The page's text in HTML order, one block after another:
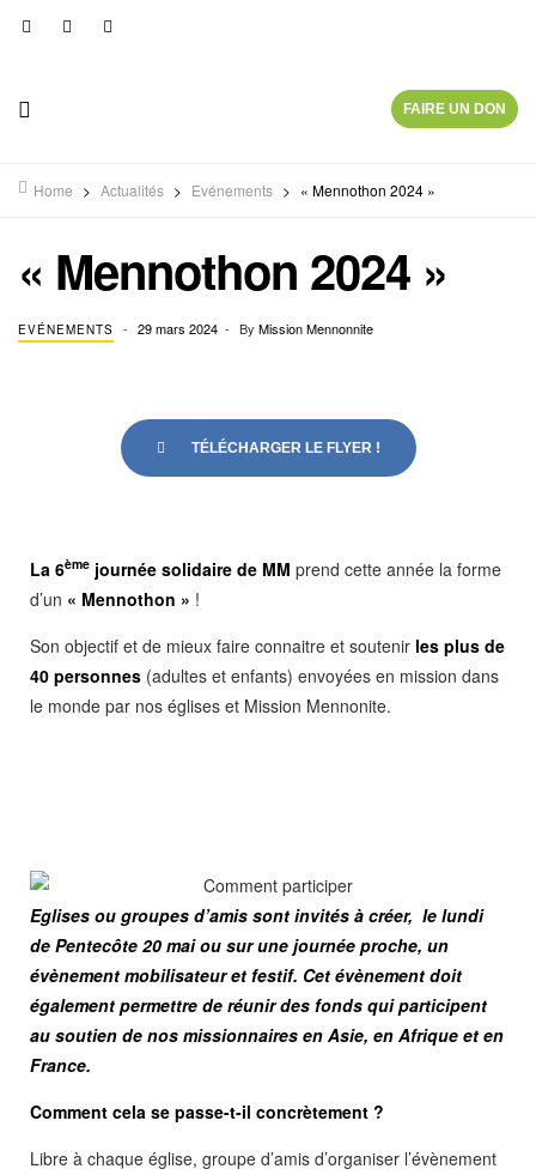
FAIRE UN DON
Home > Actualités > Evénements > « Mennothon 2024 »
« Mennothon 2024 »
EVÉNEMENTS 29 mars 2024 By Mission Mennonnite
TÉLÉCHARGER LE FLYER !
La 6ème journée solidaire de MM prend cette année la forme
d’un « Mennothon » !
Son objectif et de mieux faire connaitre et soutenir les plus de
40 personnes (adultes et enfants) envoyées en mission dans
le monde par nos églises et Mission Mennonite.
Eglises ou groupes d’amis sont invités à créer, le lundi
de Pentecôte 20 mai ou sur une journée proche, un
évènement mobilisateur et festif. Cet évènement doit
également permettre de réunir des fonds qui participent
au soutien de nos missionnaires en Asie, en Afrique et en
France.
Comment cela se passe-t-il concrètement ?
Libre à chaque église, groupe d’amis d’organiser l’évènement